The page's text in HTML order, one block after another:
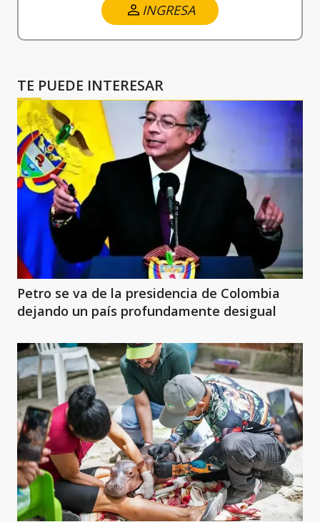
INGRESA
TE PUEDE INTERESAR
Petro se va de la presidencia de Colombia
dejando un país profundamente desigual